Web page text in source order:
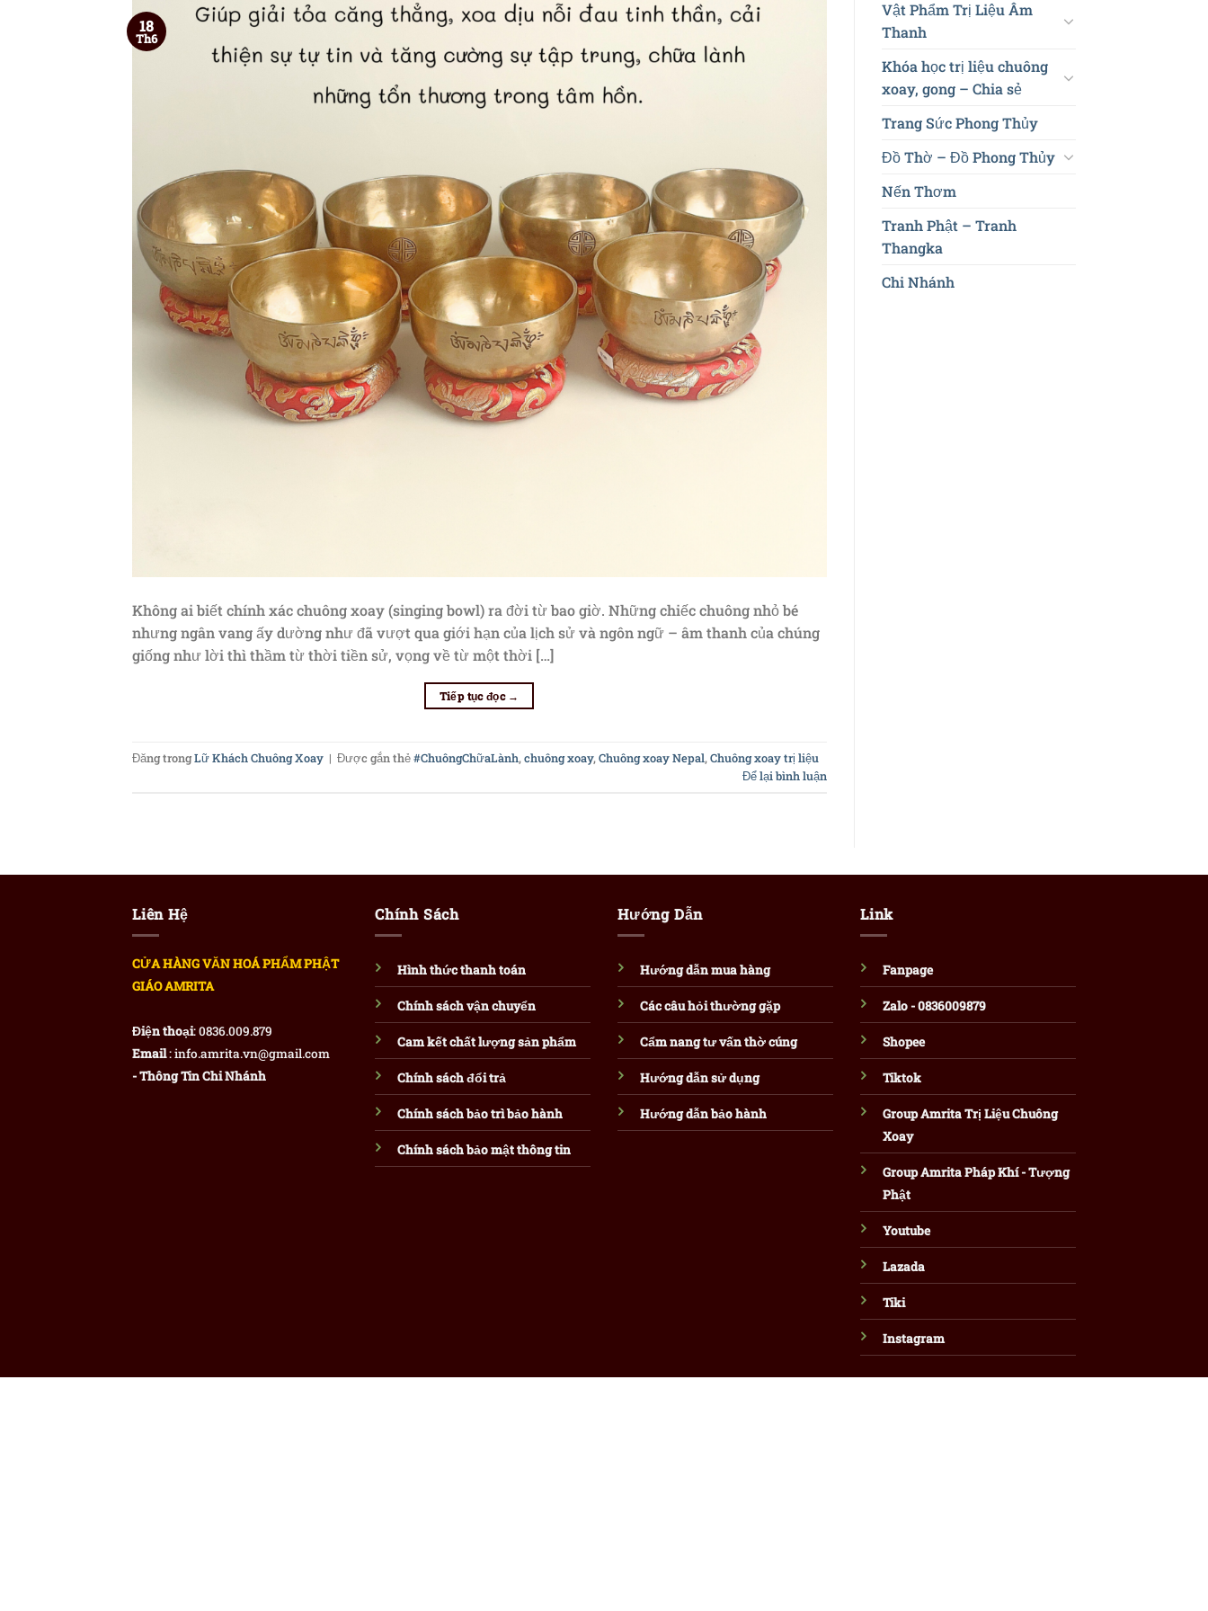
18
Th6
Không ai biết chính xác chuông xoay (singing bowl) ra đời từ bao giờ. Những chiếc chuông nhỏ bé
nhưng ngân vang ấy dường như đã vượt qua giới hạn của lịch sử và ngôn ngữ – âm thanh của chúng
giống như lời thì thầm từ thời tiền sử, vọng về từ một thời […]
Tiếp tục đọc →
Đăng trongLữ Khách Chuông Xoay | Được gắn thẻ#ChuôngChữaLành, chuông xoay, Chuông xoay Nepal, Chuông xoay trị liệu
Để lại bình luận
Vật Phẩm Trị Liệu Âm
Thanh
Khóa học trị liệu chuông
xoay, gong – Chia sẻ
Trang Sức Phong Thủy
Đồ Thờ – Đồ Phong Thủy
Nến Thơm
Tranh Phật – Tranh
Thangka
Chi Nhánh
Liên Hệ
CỬA HÀNG VĂN HOÁ PHẨM PHẬT
GIÁO AMRITA
Điện thoại: 0836.009.879
Email: info.amrita.vn@gmail.com
- Thông Tin Chi Nhánh
Chính Sách
Hình thức thanh toán
Chính sách vận chuyển
Cam kết chất lượng sản phẩm
Chính sách đổi trả
Chính sách bảo trì bảo hành
Chính sách bảo mật thông tin
Hướng Dẫn
Hướng dẫn mua hàng
Các câu hỏi thường gặp
Cẩm nang tư vấn thờ cúng
Hướng dẫn sử dụng
Hướng dẫn bảo hành
Link
Fanpage
Zalo - 0836009879
Shopee
Tiktok
Group Amrita Trị Liệu Chuông
Xoay
Group Amrita Pháp Khí - Tượng
Phật
Youtube
Lazada
Tiki
Instagram